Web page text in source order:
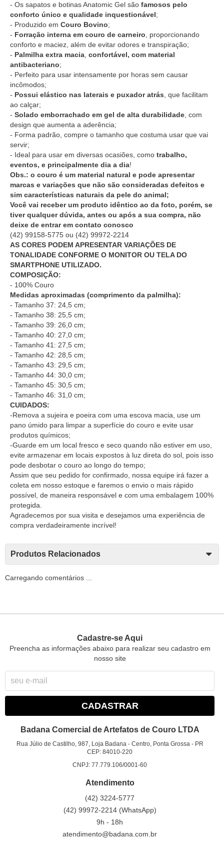
- Os sapatos e botinas Anatomic Gel são famosos pelo
conforto único e qualidade inquestionável;
- Produzido em Couro Bovino;
- Forração interna em couro de carneiro , proporcionando
conforto e maciez, além de evitar odores e transpiração;
- Palmilha extra macia confortável, com material
antibacteriano;
- Perfeito para usar intensamente por horas sem causar
incômodos;
- Possui elástico nas laterais e puxador atrás , que facilitam
ao calçar;
- Solado emborrachado em gel de alta durabilidade , com
design que aumenta a aderência;
- Forma padrão, compre o tamanho que costuma usar que vai
servir;
- Ideal para usar em diversas ocasiões, como trabalho,
eventos, e principalmente dia a dia!
Obs.: o couro é um material natural e pode apresentar
marcas e variações que não são consideradas defeitos e
sim características naturais da pele do animal;
Você vai receber um produto idêntico ao da foto, porém, se
tiver qualquer dúvida, antes ou após a sua compra, não
deixe de entrar em contato conosco
(42) 99158-5775 ou (42) 99972-2214
AS CORES PODEM APRESENTAR VARIAÇÕES DE
TONALIDADE CONFORME O MONITOR OU TELA DO
SMARTPHONE UTILIZADO.
COMPOSIÇÃO:
- 100% Couro
Medidas aproximadas (comprimento da palmilha):
- Tamanho 37: 24,5 cm;
- Tamanho 38: 25,5 cm;
- Tamanho 39: 26,0 cm;
- Tamanho 40: 27,0 cm;
- Tamanho 41: 27,5 cm;
- Tamanho 42: 28,5 cm;
- Tamanho 43: 29,5 cm;
- Tamanho 44: 30,0 cm;
- Tamanho 45: 30,5 cm;
- Tamanho 46: 31,0 cm;
CUIDADOS:
-Remova a sujeira e poeira com uma escova macia, use um
pano úmido para limpar a superfície do couro e evite usar
produtos químicos;
-Guarde em um local fresco e seco quando não estiver em uso,
evite armazenar em locais expostos à luz direta do sol, pois isso
pode desbotar o couro ao longo do tempo;
Assim que seu pedido for confirmado, nossa equipe irá fazer a
coleta em nosso estoque e faremos o envio o mais rápido
possível, de maneira responsável e com uma embalagem 100%
protegida.
Agradecemos por sua visita e desejamos uma experiência de
compra verdadeiramente incrível!
Produtos Relacionados
Carregando comentários ...
Cadastre-se Aqui
Preencha as informações abaixo para realizar seu cadastro em
nosso site
CADASTRAR
Badana Comercial de Artefatos de Couro LTDA
Rua Júlio de Castilho, 987, Loja Badana- Centro, Ponta Grossa- PR
CEP: 84010-220
CNPJ: 77.779.106/0001-60
Atendimento
(42) 3224-5777
(42) 99972-2214 (WhatsApp)
9h - 18h
atendimento@badana.com.br